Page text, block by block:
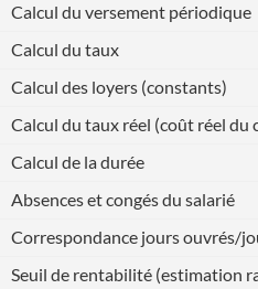
Calcul du versement périodique
Calcul du taux
Calcul des loyers (constants)
Calcul du taux réel (coût réel du
Calcul de la durée
Absences et congés du salarié
Correspondance jours ouvrés/
Seuil de rentabilité (estimation